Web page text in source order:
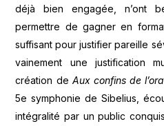
déjà bien engagée, n’ont
permettre de gagner en
suffisant pour justifier pareille
vainement une justification
création de Aux confins de
5e symphonie de Sibelius,
intégralité par un public